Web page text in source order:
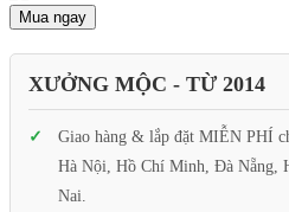
Mua ngay
XƯỞNG MỘC - TỪ 2014
Giao hàng & lắp đặt MIỄN PHÍ
Hà Nội, Hồ Chí Minh, Đà Nẵng,
Nai.